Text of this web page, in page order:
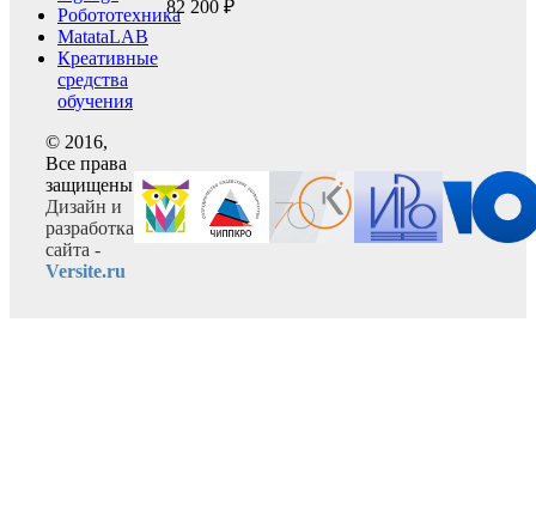
Робототехника
MatataLAB
Креативные
средства
обучения
82 200 ₽
© 2016,
Все права
защищены
Дизайн и
разработка
сайта -
Versite.ru